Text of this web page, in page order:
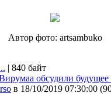
Автор фото: artsambuko
| 840 байт
обсудили
в 18/10/2019 07:30:00 (